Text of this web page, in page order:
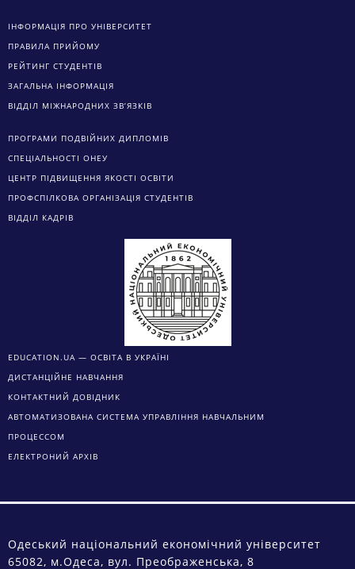
ІНФОРМАЦІЯ ПРО УНІВЕРСИТЕТ
ПРАВИЛА ПРИЙОМУ
РЕЙТИНГ СТУДЕНТІВ
ЗАГАЛЬНА ІНФОРМАЦІЯ
ВІДДІЛ МІЖНАРОДНИХ ЗВ’ЯЗКІВ
ПРОГРАМИ ПОДВІЙНИХ ДИПЛОМІВ
СПЕЦІАЛЬНОСТІ ОНЕУ
ЦЕНТР ПІДВИЩЕННЯ ЯКОСТІ ОСВІТИ
ПРОФСПІЛКОВА ОРГАНІЗАЦІЯ СТУДЕНТІВ
ВІДДІЛ КАДРІВ
EDUCATION.UA — ОСВІТА В УКРАЇНІ
ДИСТАНЦІЙНЕ НАВЧАННЯ
КОНТАКТНИЙ ДОВІДНИК
АВТОМАТИЗОВАНА СИСТЕМА УПРАВЛІННЯ НАВЧАЛЬНИМ
ПРОЦЕССОМ
ЕЛЕКТРОНИЙ АРХІВ
Одеський національний економічний університет
65082, м.Одеса, вул. Преображенська, 8